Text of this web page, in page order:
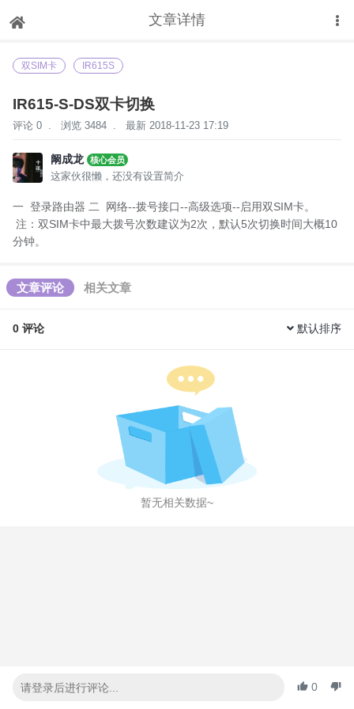
文章详情
下拉刷新
双SIM卡 IR615S
IR615-S-DS双卡切换
评论 0 . 浏览 3484 . 最新 2018-11-23 17:19
阚成龙 核心会员
这家伙很懒，还没有设置简介
一 登录路由器 二 网络--拨号接口--高级选项--启用双SIM卡。
注：双SIM卡中最大拨号次数建议为2次，默认5次切换时间大概10
分钟。
文章评论 相关文章
0 评论 默认排序
暂无相关数据~
0